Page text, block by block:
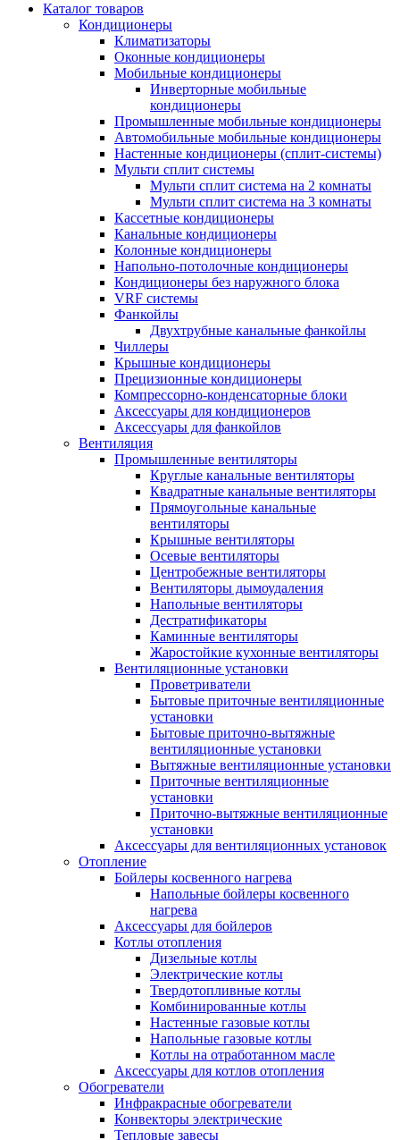
Каталог товаров
Кондиционеры
Климатизаторы
Оконные кондиционеры
Мобильные кондиционеры
Инверторные мобильные
кондиционеры
Промышленные мобильные кондиционеры
Автомобильные мобильные кондиционеры
Настенные кондиционеры (сплит-системы)
Мульти сплит системы
Мульти сплит система на 2 комнаты
Мульти сплит система на 3 комнаты
Кассетные кондиционеры
Канальные кондиционеры
Колонные кондиционеры
Напольно-потолочные кондиционеры
Кондиционеры без наружного блока
VRF системы
Фанкойлы
Двухтрубные канальные фанкойлы
Чиллеры
Крышные кондиционеры
Прецизионные кондиционеры
Компрессорно-конденсаторные блоки
Аксессуары для кондиционеров
Аксессуары для фанкойлов
Вентиляция
Промышленные вентиляторы
Круглые канальные вентиляторы
Квадратные канальные вентиляторы
Прямоугольные канальные
вентиляторы
Крышные вентиляторы
Осевые вентиляторы
Центробежные вентиляторы
Вентиляторы дымоудаления
Напольные вентиляторы
Дестратификаторы
Каминные вентиляторы
Жаростойкие кухонные вентиляторы
Вентиляционные установки
Проветриватели
Бытовые приточные вентиляционные
установки
Бытовые приточно-вытяжные
вентиляционные установки
Вытяжные вентиляционные установки
Приточные вентиляционные
установки
Приточно-вытяжные вентиляционные
установки
Аксессуары для вентиляционных установок
Отопление
Бойлеры косвенного нагрева
Напольные бойлеры косвенного
нагрева
Аксессуары для бойлеров
Котлы отопления
Дизельные котлы
Электрические котлы
Твердотопливные котлы
Комбинированные котлы
Настенные газовые котлы
Напольные газовые котлы
Котлы на отработанном масле
Аксессуары для котлов отопления
Обогреватели
Инфракрасные обогреватели
Конвекторы электрические
Тепловые завесы